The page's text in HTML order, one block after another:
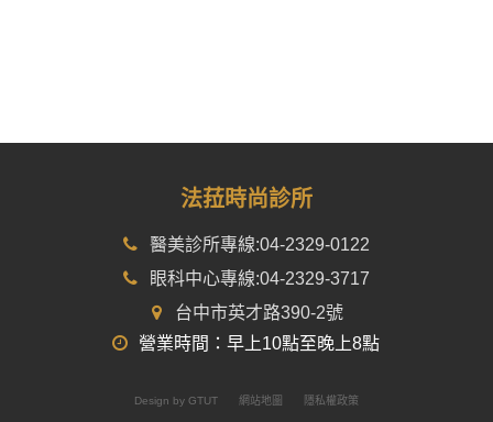
法菈時尚診所
醫美診所專線:04-2329-0122
眼科中心專線:04-2329-3717
台中市英才路390-2號
營業時間：早上10點至晚上8點
Design by GTUT 網站地圖 隱私權政策